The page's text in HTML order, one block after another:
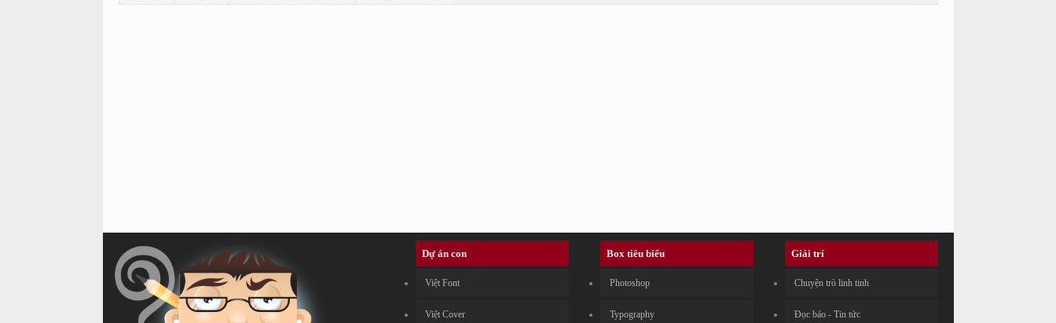
Dự án con
Việt Font
Việt Cover
Box tiêu biểu
Photoshop
Typography
Giải trí
Chuyện trò linh tinh
Đọc báo - Tin tức